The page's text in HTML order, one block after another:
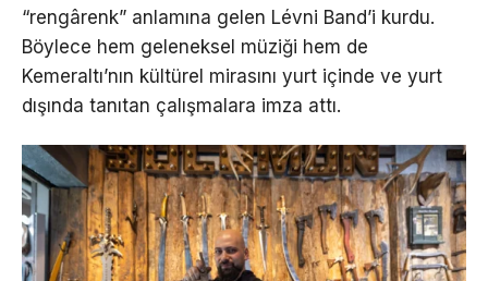
“rengârenk” anlamına gelen Lévni Band’i kurdu.
Böylece hem geleneksel müziği hem de
Kemeraltı’nın kültürel mirasını yurt içinde ve yurt
dışında tanıtan çalışmalara imza attı.